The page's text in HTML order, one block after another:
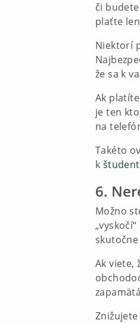
či
plaťte
Niektorí
že sa k
Ak
je ten
na
Takéto
k
6.
Možno
skutočne
Ak viete,